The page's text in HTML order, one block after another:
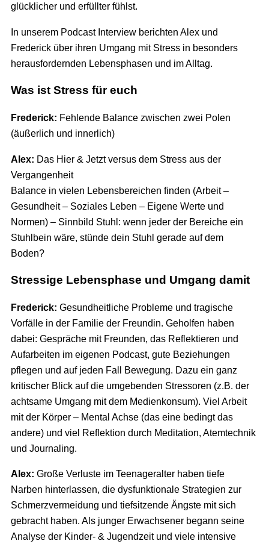
glücklicher und erfüllter fühlst.
In unserem Podcast Interview berichten Alex und
Frederick über ihren Umgang mit Stress in besonders
herausfordernden Lebensphasen und im Alltag.
Was ist Stress für euch
Frederick: Fehlende Balance zwischen zwei Polen
(äußerlich und innerlich)
Alex: Das Hier & Jetzt versus dem Stress aus der
Vergangenheit
Balance in vielen Lebensbereichen finden (Arbeit –
Gesundheit – Soziales Leben – Eigene Werte und
Normen) – Sinnbild Stuhl: wenn jeder der Bereiche ein
Stuhlbein wäre, stünde dein Stuhl gerade auf dem
Boden?
Stressige Lebensphase und Umgang damit
Frederick: Gesundheitliche Probleme und tragische
Vorfälle in der Familie der Freundin. Geholfen haben
dabei: Gespräche mit Freunden, das Reflektieren und
Aufarbeiten im eigenen Podcast, gute Beziehungen
pflegen und auf jeden Fall Bewegung. Dazu ein ganz
kritischer Blick auf die umgebenden Stressoren (z.B. der
achtsame Umgang mit dem Medienkonsum). Viel Arbeit
mit der Körper – Mental Achse (das eine bedingt das
andere) und viel Reflektion durch Meditation, Atemtechnik
und Journaling.
Alex: Große Verluste im Teenageralter haben tiefe
Narben hinterlassen, die dysfunktionale Strategien zur
Schmerzvermeidung und tiefsitzende Ängste mit sich
gebracht haben. Als junger Erwachsener begann seine
Analyse der Kinder- & Jugendzeit und viele intensive